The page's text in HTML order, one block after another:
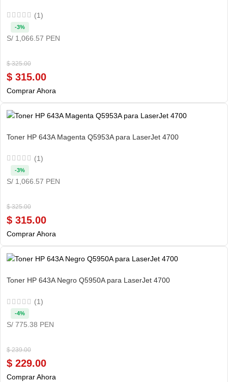
(1)
$325.00
$ 315.00
-3%
S/ 1,066.57 PEN
Comprar Ahora
Toner HP 643A Magenta Q5953A para LaserJet 4700
(1)
$325.00
$ 315.00
-3%
S/ 1,066.57 PEN
Comprar Ahora
Toner HP 643A Negro Q5950A para LaserJet 4700
(1)
$239.00
$ 229.00
-4%
S/ 775.38 PEN
Comprar Ahora